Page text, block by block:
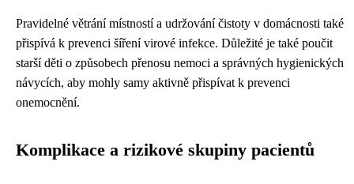
Pravidelné větrání místností a udržování čistoty v domácnosti také
přispívá k prevenci šíření virové infekce. Důležité je také poučit
starší děti o způsobech přenosu nemoci a správných hygienických
návycích, aby mohly samy aktivně přispívat k prevenci
onemocnění.
Komplikace a rizikové skupiny pacientů